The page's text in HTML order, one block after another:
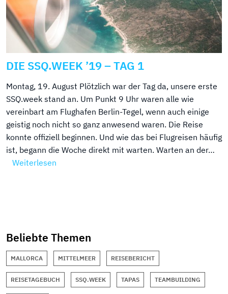
DIE SSQ.WEEK ’19 – TAG 1
Montag, 19. August Plötzlich war der Tag da, unsere erste
SSQ.week stand an. Um Punkt 9 Uhr waren alle wie
vereinbart am Flughafen Berlin-Tegel, wenn auch einige
geistig noch nicht so ganz anwesend waren. Die Reise
konnte offiziell beginnen. Und wie das bei Flugreisen häufig
ist, begann die Woche direkt mit warten. Warten an der…
Weiterlesen
Beliebte Themen
MALLORCA MITTELMEER REISEBERICHT
REISETAGEBUCH SSQ.WEEK TAPAS TEAMBUILDING